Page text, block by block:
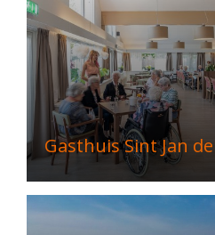
Gasthuis Sint Jan